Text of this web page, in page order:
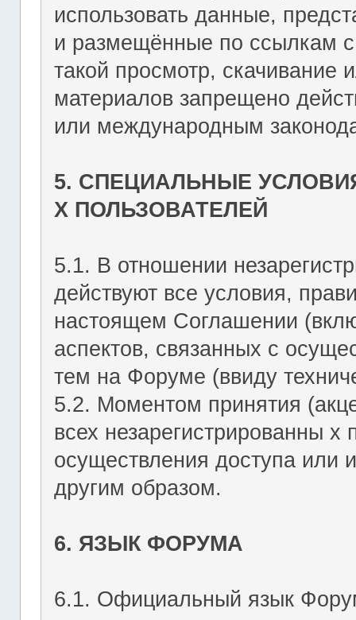
использовать данные,
и размещённые по ссылкам
такой просмотр, скачивание
материалов запрещено
или международным
5. СПЕЦИАЛЬНЫЕ
Х ПОЛЬЗОВАТЕЛЕЙ
5.1. В отношении
действуют все условия,
настоящем Соглашении
аспектов, связанных с
тем на Форуме (ввиду
5.2. Моментом принятия
всех незарегистрированны х
осуществления доступа
другим образом.
6. ЯЗЫК ФОРУМА
6.1. Официальный язык